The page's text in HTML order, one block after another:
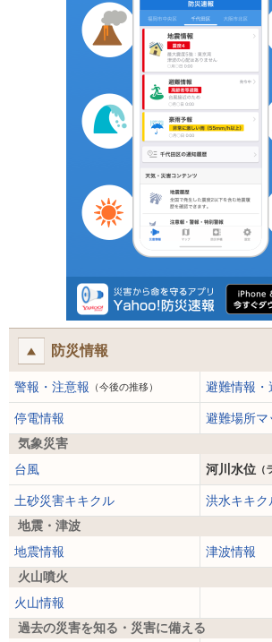
防災情報
警報・注意報 （今後の推移） 避難情報・
停電情報
避難場所マ
気象災害
台風
河川水位 （
土砂災害キキクル
洪水キキク
地震・津波
地震情報
津波情報
火山噴火
火山情報
過去の災害を知る・災害に備える